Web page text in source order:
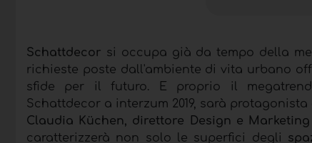
Schattdecor si occupa già da tempo della
richieste poste dall'ambiente di vita urbano
sfide per il futuro. E proprio il megatrend
Schattdecor a interzum 2019, sarà
Claudia Küchen, direttore Design e
caratterizzerà non solo le superfici degli